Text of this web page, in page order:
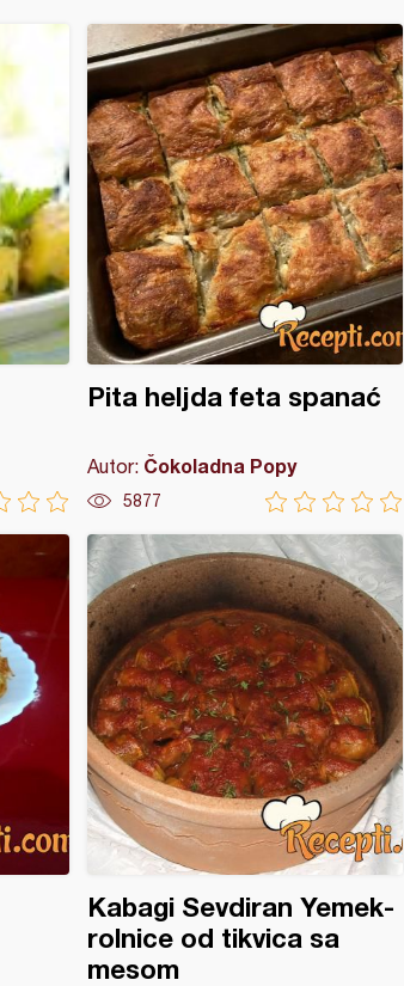
Pita heljda feta spanać
Autor: Čokoladna Popy
5877
Kabagi Sevdiran Yemek-
rolnice od tikvica sa
mesom